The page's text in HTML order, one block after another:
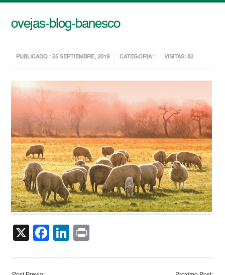
ovejas-blog-banesco
PUBLICADO : 25 SEPTIEMBRE, 2019 CATEGORIA : VISITAS: 82
X Facebook
LinkedIn